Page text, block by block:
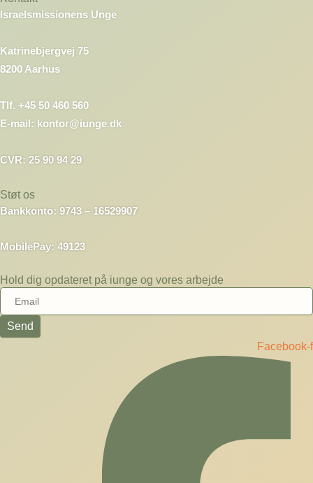
Israelsmissionens Unge
Katrinebjergvej 75
8200 Aarhus
Tlf. +45 50 460 560
E-mail: kontor@iunge.dk
CVR: 25 90 94 29
Støt os
Bankkonto: 9743 – 16529907
MobilePay: 49123
Hold dig opdateret på iunge og vores arbejde
Send
Facebook-f